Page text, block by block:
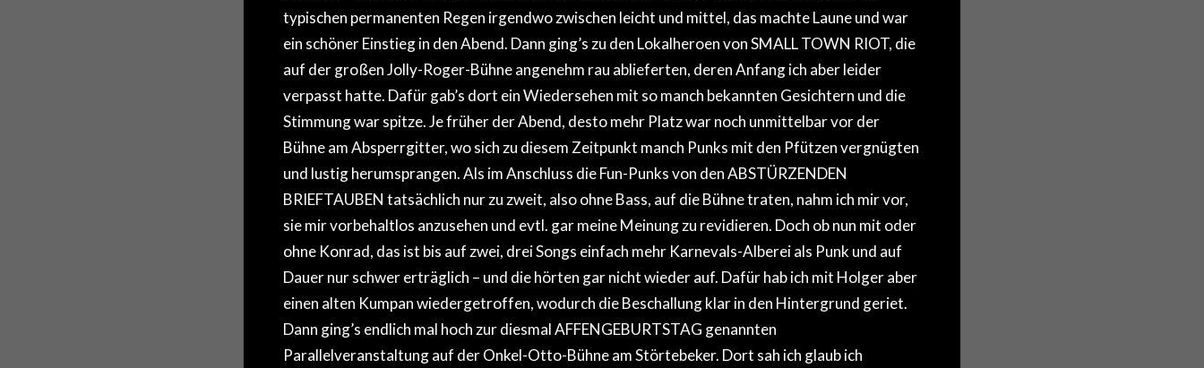
typischen permanenten Regen irgendwo zwischen leicht und mittel, das machte Laune und war
ein schöner Einstieg in den Abend. Dann ging’s zu den Lokalheroen von SMALL TOWN RIOT, die
auf der großen Jolly-Roger-Bühne angenehm rau ablieferten, deren Anfang ich aber leider
verpasst hatte. Dafür gab’s dort ein Wiedersehen mit so manch bekannten Gesichtern und die
Stimmung war spitze. Je früher der Abend, desto mehr Platz war noch unmittelbar vor der
Bühne am Absperrgitter, wo sich zu diesem Zeitpunkt manch Punks mit den Pfützen vergnügten
und lustig herumsprangen. Als im Anschluss die Fun-Punks von den ABSTÜRZENDEN
BRIEFTAUBEN tatsächlich nur zu zweit, also ohne Bass, auf die Bühne traten, nahm ich mir vor,
sie mir vorbehaltlos anzusehen und evtl. gar meine Meinung zu revidieren. Doch ob nun mit oder
ohne Konrad, das ist bis auf zwei, drei Songs einfach mehr Karnevals-Alberei als Punk und auf
Dauer nur schwer erträglich – und die hörten gar nicht wieder auf. Dafür hab ich mit Holger aber
einen alten Kumpan wiedergetroffen, wodurch die Beschallung klar in den Hintergrund geriet.
Dann ging’s endlich mal hoch zur diesmal AFFENGEBURTSTAG genannten
Parallelveranstaltung auf der Onkel-Otto-Bühne am Störtebeker. Dort sah ich glaub ich